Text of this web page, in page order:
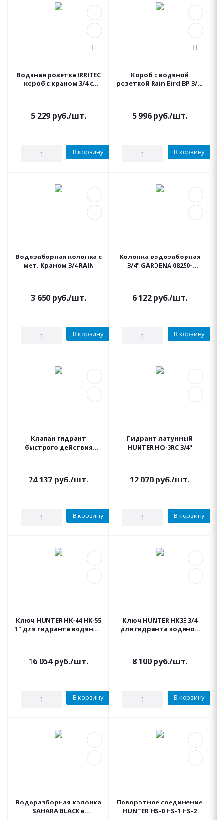
Водяная розетка IRRITEC
короб с краном 3/4 с
5 229руб./шт.
В корзину
Короб с водяной
розеткой Rain Bird ВР 3/4"
5 996руб./шт.
В корзину
Водозаборная колонка c
мет. Краном 3/4 RAIN
3 650руб./шт.
В корзину
Колонка водозаборная
3/4" GARDENA 08250-
6 122руб./шт.
В корзину
Клапан гидрант
быстрого действия
24 137 руб./шт.
В корзину
Гидрант латунный
HUNTER HQ-3RC 3/4"
12 070 руб./шт.
В корзину
Ключ HUNTER HK-44 HK-55
1" для гидранта водяной
16 054руб./шт.
В корзину
Ключ HUNTER НК33 3/4
для гидранта водяной
8 100руб./шт.
В корзину
Водоразборная колонка
SAHARA BLACK в
Поворотное соединение
HUNTER HS-0 HS-1 HS-2